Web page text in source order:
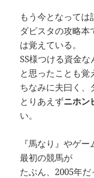
もう今となっては
ダビスタの攻略
は覚えている。
SS様つける資金な
と思ったことも覚
ちなみに夫曰く、
とりあえずニホン
い。
『馬なり』やゲ
最初の競馬が
たぶん、2005年だ